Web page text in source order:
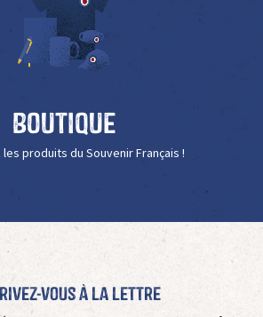
Boutique
produits du Souvenir Français !
vous à La Lettre